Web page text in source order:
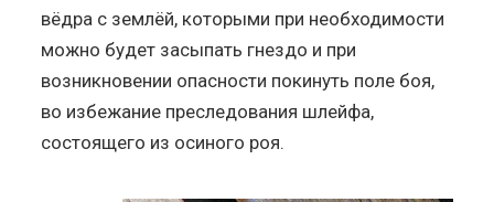
вёдра с землёй, которыми при необходимости
можно будет засыпать гнездо и при
возникновении опасности покинуть поле боя,
во избежание преследования шлейфа,
состоящего из осиного роя.